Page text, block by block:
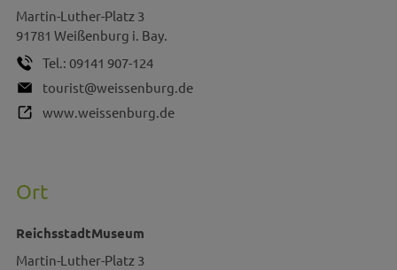
Martin-Luther-Platz 3
91781 Weißenburg i. Bay.
Tel.: 09141 907-124
tourist@weissenburg.de
www.weissenburg.de
Ort
ReichsstadtMuseum
Martin-Luther-Platz 3